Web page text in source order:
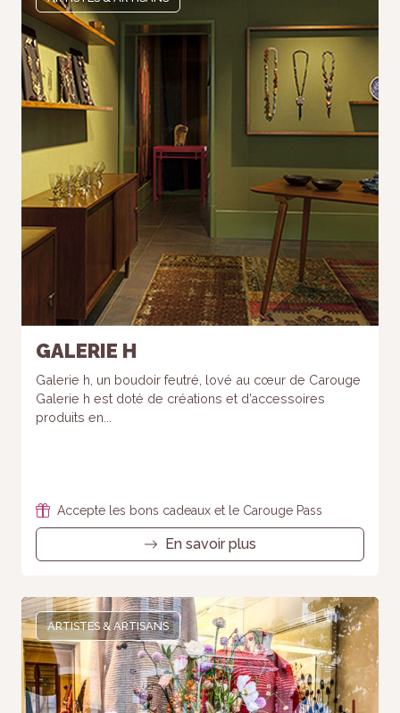
GALERIE H
Galerie h, un boudoir feutré, lové au cœur de Carouge
Galerie h est doté de créations et d’accessoires
produits en...
Accepte les bons cadeaux et le Carouge Pass
En savoir plus
ARTISTES & ARTISANS